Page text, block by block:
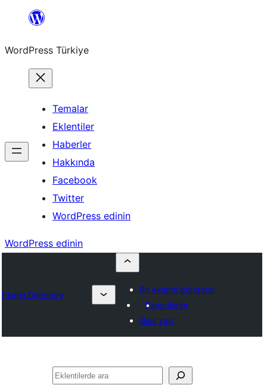
İçeriğe
WordPress Türkiye
Temalar
Eklentiler
Haberler
Hakkında
Facebook
Twitter
WordPress edinin
WordPress edinin
Plugin Directory
Bir eklenti gönderin
Favorilerim
Giriş yap
Ara